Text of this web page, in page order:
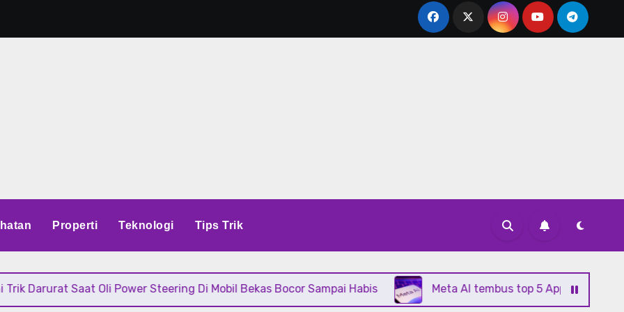
Properti Teknologi Tips Trik
Saat Oli Power Steering Di Mobil Bekas Bocor Sampai Habis Meta AI tembus top 5 App Store berkat Muse